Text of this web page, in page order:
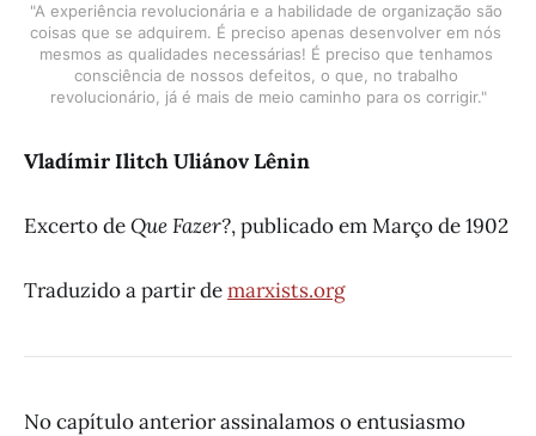
"A experiência revolucionária e a habilidade de organização são
coisas que se adquirem. É preciso apenas desenvolver em nós
mesmos as qualidades necessárias! É preciso que tenhamos
consciência de nossos defeitos, o que, no trabalho
revolucionário, já é mais de meio caminho para os corrigir."
Vladímir Ilitch Uliánov Lênin
Excerto deQue Fazer?, publicado em Março de 1902
Traduzido a partir demarxists.org
No capítulo anterior assinalamos o entusiasmo